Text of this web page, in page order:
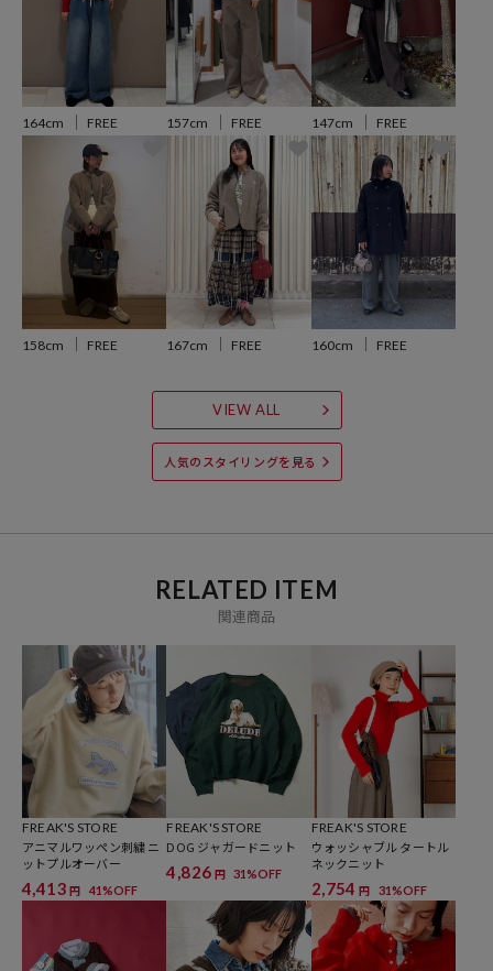
・オフホワイト：OFF
※掲載画像の商品の色味は、屋外や屋内の光の照射や角度により実物
と色味が異なる場合がございます。また表示のサイズ感と実物は若干
異なる場合もございますので、予めご了承ください。
※着用、お取り扱いの際は、商品についている品質表示とアテンショ
ンタグを必ずご確認下さい。
円（2025年10月16日時点）
※「参考価格」とは、Daytona Parkにおける対象商品の通常販売（先
行予約・先行割引は含まれません）開始時点の価格です。
「アメリカの豊かさとワクワク・ドキドキを日本に伝えたい」という
想いからスタート。1986年の創業以来、洋服、雑貨、インテリアな
む生活体験者＝フリークとして、アメリカンライフスタイルの楽しみ
方を提案するセレクトショップです。
164cm FREE 157cm FREE 147cm FREE
158cm FREE 167cm FREE 160cm FREE
VIEW ALL
人気のスタイリングを見る
RELATED ITEM
関連商品
FREAK'S STORE
アニマルワッペン刺繍 ニ
ットプルオーバー
4,413 円 41%OFF
FREAK'S STORE
DOG ジャガードニット
4,826 円 31%OFF
FREAK'S STORE
ウォッシャブル タートル
ネックニット
2,754 円 31%OFF